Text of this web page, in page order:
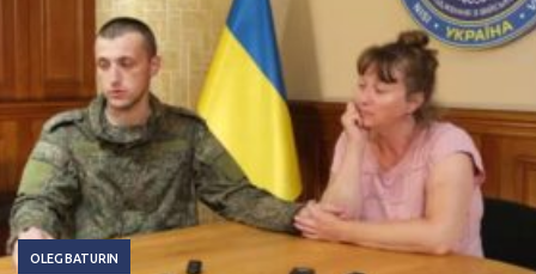
OLEG BATURIN